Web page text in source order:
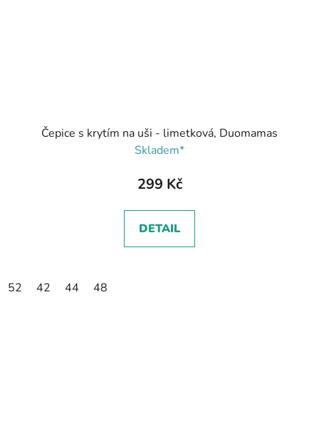
Čepice s krytím na uši - limetková, Duomamas
Skladem*
299 Kč
DETAIL
52 42 44 48